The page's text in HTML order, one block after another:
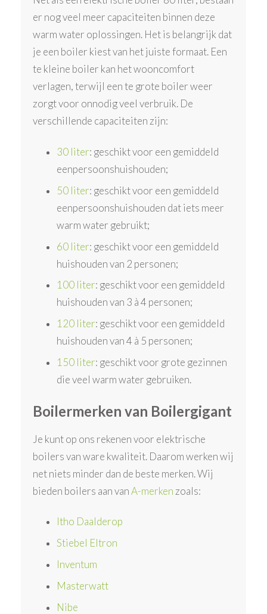
er nog veel meer capaciteiten binnen deze
warm water oplossingen. Het is belangrijk dat
je een boiler kiest van het juiste formaat. Een
te kleine boiler kan het wooncomfort
verlagen, terwijl een te grote boiler weer
zorgt voor onnodig veel verbruik. De
verschillende capaciteiten zijn:
30 liter: geschikt voor een gemiddeld
eenpersoonshuishouden;
50 liter: geschikt voor een gemiddeld
eenpersoonshuishouden dat iets meer
warm water gebruikt;
60 liter: geschikt voor een gemiddeld
huishouden van 2 personen;
100 liter: geschikt voor een gemiddeld
huishouden van 3 à 4 personen;
120 liter: geschikt voor een gemiddeld
huishouden van 4 à 5 personen;
150 liter: geschikt voor grote gezinnen
die veel warm water gebruiken.
Boilermerken van Boilergigant
Je kunt op ons rekenen voor elektrische
boilers van ware kwaliteit. Daarom werken wij
net niets minder dan de beste merken. Wij
bieden boilers aan vanA-merken zoals:
Itho Daalderop
Stiebel Eltron
Inventum
Masterwatt
Nibe